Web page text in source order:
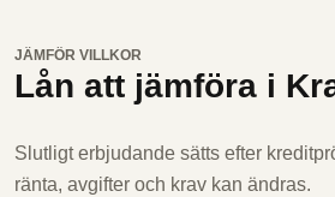
JÄMFÖR VILLKOR
Lån att jämföra i
Slutligt erbjudande sätts efter
ränta, avgifter och krav kan ändras.